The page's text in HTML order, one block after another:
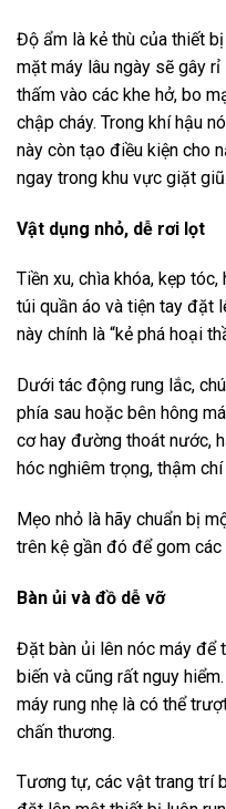
Độ ẩm là kẻ thù của thiết
mặt máy lâu ngày sẽ gây
thấm vào các khe hở, bo
chập cháy. Trong khí hậu
này còn tạo điều kiện cho
ngay trong khu vực giặt giũ.
Vật dụng nhỏ, dễ rơi lọt
Tiền xu, chìa khóa, kẹp
túi quần áo và tiện tay đặt
này chính là “kẻ phá hoại
Dưới tác động rung lắc,
phía sau hoặc bên hông
cơ hay đường thoát nước,
hóc nghiêm trọng, thậm chí
Mẹo nhỏ là hãy chuẩn bị
trên kệ gần đó để gom
Bàn ủi và đồ dễ vỡ
Đặt bàn ủi lên nóc máy để
biến và cũng rất nguy
máy rung nhẹ là có thể
chấn thương.
Tương tự, các vật trang trí